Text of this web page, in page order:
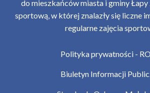
do mieszkańców miasta i gminy
sportową, w której znalazły się liczne
regularne zajęcia
Polityka prywatności -
Biuletyn Informacji